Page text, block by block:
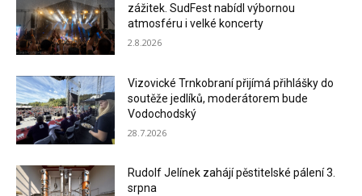
zážitek. SudFest nabídl výbornou
atmosféru i velké koncerty
2.8.2026
Vizovické Trnkobraní přijímá přihlášky do
soutěže jedlíků, moderátorem bude
Vodochodský
28.7.2026
Rudolf Jelínek zahájí pěstitelské pálení 3.
srpna